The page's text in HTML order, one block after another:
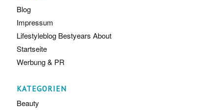
Blog
Impressum
Lifestyleblog Bestyears About
Startseite
Werbung & PR
KATEGORIEN
Beauty